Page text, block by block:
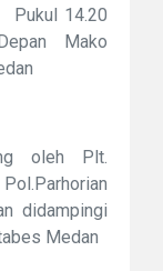
Pukul 14.20
Mako
oleh Plt.
didampingi
Medan